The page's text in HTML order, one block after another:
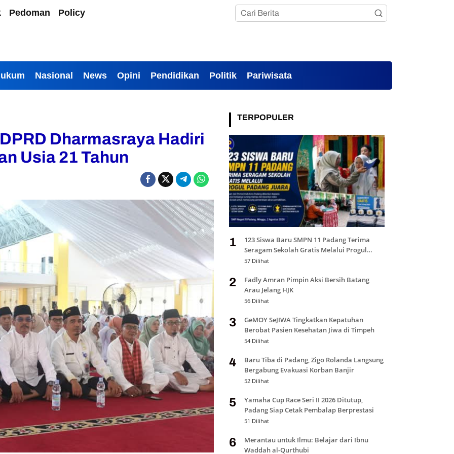
Pedoman Policy
Nasional News Opini Pendidikan Politik Pariwisata
Dharmasraya Hadiri
Usia 21 Tahun
TERPOPULER
1
123 Siswa Baru SMPN 11 Padang Terima
Seragam Sekolah Gratis Melalui Progul
Padang Juara
57 Dilihat
2
Fadly Amran Pimpin Aksi Bersih Batang
Arau Jelang HJK
56 Dilihat
3
GeMOY SeJIWA Tingkatkan Kepatuhan
Berobat Pasien Kesehatan Jiwa di Timpeh
54 Dilihat
4
Baru Tiba di Padang, Zigo Rolanda Langsung
Bergabung Evakuasi Korban Banjir
52 Dilihat
5
Yamaha Cup Race Seri II 2026 Ditutup,
Padang Siap Cetak Pembalap Berprestasi
51 Dilihat
6
Merantau untuk Ilmu: Belajar dari Ibnu
Waddah al-Qurthubi